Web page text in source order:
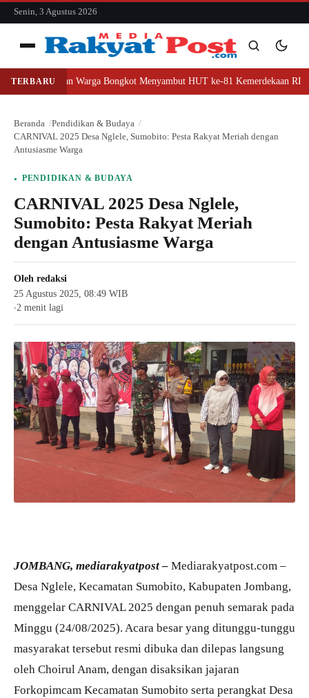
konten
Senin, 3 Agustus 2026
Menu
Cari
Cari
TERBARUWarga Bongkot Menyambut HUT ke-81 Kemerdekaan RI
Beranda
Pendidikan & Budaya
CARNIVAL 2025 Desa Nglele, Sumobito: Pesta Rakyat Meriah dengan
Antusiasme Warga
PENDIDIKAN & BUDAYA
CARNIVAL 2025 Desa Nglele,
Sumobito: Pesta Rakyat Meriah
dengan Antusiasme Warga
Oleh redaksi
25 Agustus 2025, 08:49 WIB
●2 menit lagi
JOMBANG, mediarakyatpost – Mediarakyatpost.com –
Desa Nglele, Kecamatan Sumobito, Kabupaten Jombang,
menggelar CARNIVAL 2025 dengan penuh semarak pada
Minggu (24/08/2025). Acara besar yang ditunggu-tunggu
masyarakat tersebut resmi dibuka dan dilepas langsung
oleh Choirul Anam, dengan disaksikan jajaran
Forkopimcam Kecamatan Sumobito serta perangkat Desa